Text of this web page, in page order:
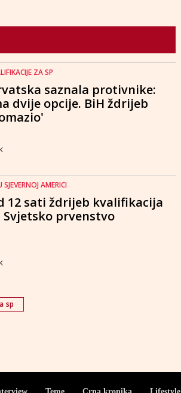
ZA SP
saznala protivnike:
dvije opcije. BiH ždrijeb
SJEVERNOJ AMERICI
12 sati ždrijeb kvalifikacija
Svjetsko prvenstvo
sp